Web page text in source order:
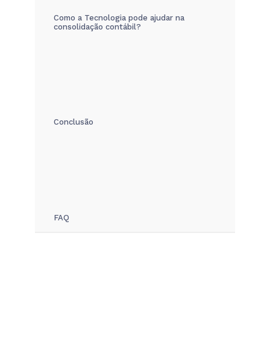
Como a Tecnologia pode ajudar na
consolidação contábil?
Conclusão
FAQ